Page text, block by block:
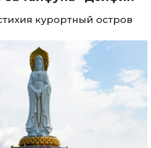
курортный остров